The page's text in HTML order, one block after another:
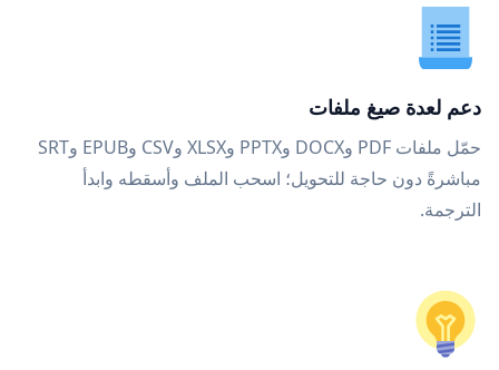
دعم لعدة صيغ ملفات
حمّل ملفات PDF وDOCX وPPTX وXLSX وCSV وEPUB وSRT
مباشرةً دون حاجة للتحويل؛ اسحب الملف وأسقطه وابدأ
الترجمة.